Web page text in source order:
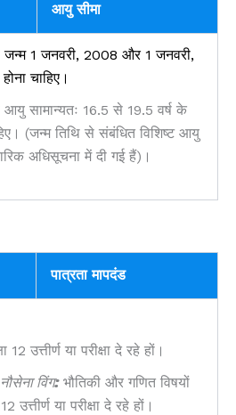
आयु सीमा
जन्म 1 जनवरी, 2008 और 1 जनवरी,
चाहिए।
आयु सामान्यतः 16.5 से 19.5 वर्ष के
(जन्म तिथि से संबंधित विशिष्ट आयु
अधिसूचना में दी गई हैं)।
पात्रता मापदंड
12 उत्तीर्ण या परीक्षा दे रहे हों।
विंग:भौतिकी और गणित विषयों
उत्तीर्ण या परीक्षा दे रहे हों।